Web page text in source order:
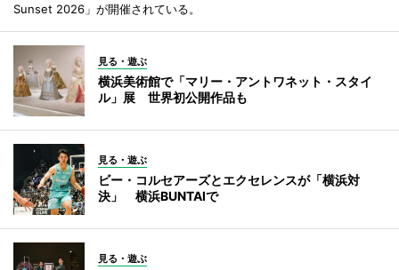
Sunset 2026」が開催されている。
見る・遊ぶ
横浜美術館で「マリー・アントワネット・スタイ
ル」展 世界初公開作品も
見る・遊ぶ
ビー・コルセアーズとエクセレンスが「横浜対
決」 横浜BUNTAIで
見る・遊ぶ